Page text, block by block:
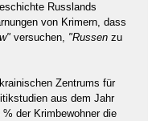
Russlands
von Krimern, dass
versuchen, "Russen zu
Zentrums für
aus dem Jahr
der Krimbewohner die